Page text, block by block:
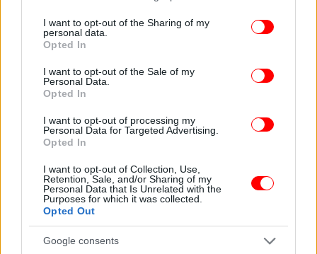
not limited to your visit or usage behaviour. You may click to
grant or deny consent to Google and its third-party tags to
use your data for below specified purposes in below Google
consent section.
I want to opt-out of the Sharing of my
personal data.
Opted In
I want to opt-out of the Sale of my
Personal Data.
Opted In
I want to opt-out of processing my
Personal Data for Targeted Advertising.
Opted In
I want to opt-out of Collection, Use,
Retention, Sale, and/or Sharing of my
Personal Data that Is Unrelated with the
Purposes for which it was collected.
Opted Out
Google consents
Παρόμοιο περιστατικό συνέβη πριν μερικές μέρες,
όταν ένα άτομο σκοτώθηκε κατά λάθος και δύο
άλλα τραυματίστηκαν, σε ένα γάμο στη γειτονική
επαρχία Τραπεζούντα, σύμφωνα με τις αρχές.
Η Γαλλία ενώπιον πολιτικής κρίσης: Η εκστρατεία
«αστραπή» του Μπαϊρού για ψήφο εμπιστοσύνης και το
δίλημμα του Μακρόν
Διπλωματικό επεισόδιο Δανίας-ΗΠΑ: Η Κοπεγχάγη
κατηγορεί την Ουάσιγκτον για «μυστικές επιχειρήσεις»
στη Γροιλανδία
Το τελευταίο αντίο στον Δημήτρη Κωνσταντάρα -Ποιοι